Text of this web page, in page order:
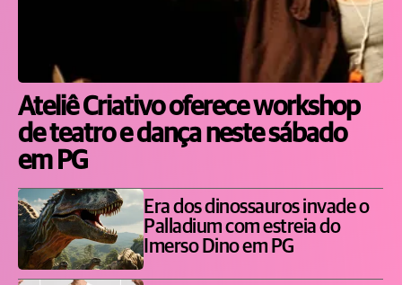
Ateliê Criativo oferece workshop
de teatro e dança neste sábado
em PG
Era dos dinossauros invade o
Palladium com estreia do
Imerso Dino em PG